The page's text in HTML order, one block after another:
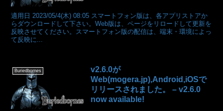
適用日 2023/05/4(木) 08:05 スマートフォン版は、各アプリストアか
らダウンロードして下さい。Web版は、ページをリロードして更新を
反映させてください。スマートフォン版の配信は、端末・環境によっ
て反映に...
Buriedbornes
v2.6.0が
Web(mogera.jp),Android,iOSで
リリースされました。 – v2.6.0
now available!